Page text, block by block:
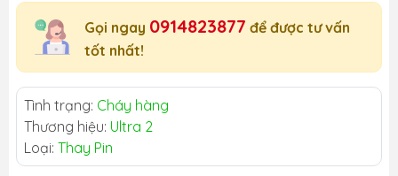
Gọi ngay 0914823877 để được tư vấn
tốt nhất!
Tình trạng: Cháy hàng
Thương hiệu: Ultra 2
Loại: Thay Pin